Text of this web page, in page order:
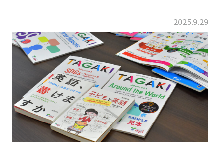
2025.9.29